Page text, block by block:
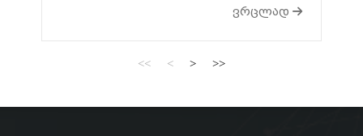
ვრცლად
<< < > >>